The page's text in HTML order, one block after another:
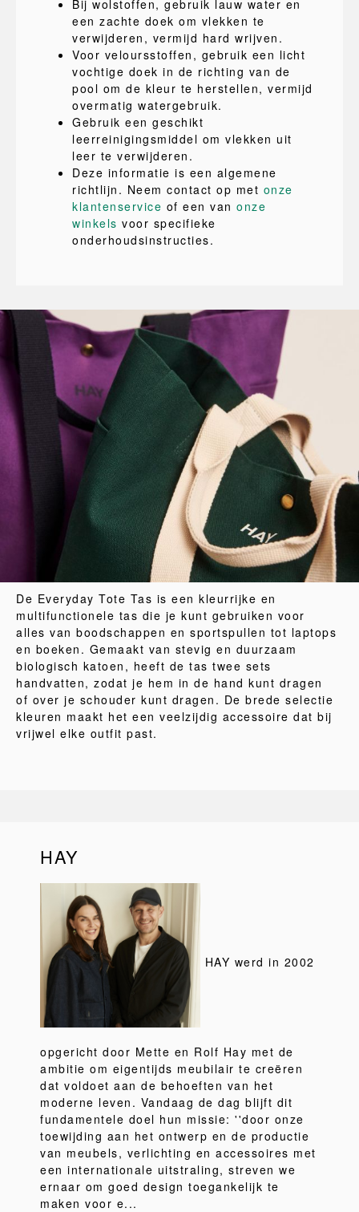
Bij wolstoffen, gebruik lauw water en
een zachte doek om vlekken te
verwijderen, vermijd hard wrijven.
Voor veloursstoffen, gebruik een licht
vochtige doek in de richting van de
pool om de kleur te herstellen, vermijd
overmatig watergebruik.
Gebruik een geschikt
leerreinigingsmiddel om vlekken uit
leer te verwijderen.
Deze informatie is een algemene
richtlijn. Neem contact op met onze
klantenservice of een van onze
winkels voor specifieke
onderhoudsinstructies.
De Everyday Tote Tas is een kleurrijke en
multifunctionele tas die je kunt gebruiken voor
alles van boodschappen en sportspullen tot laptops
en boeken. Gemaakt van stevig en duurzaam
biologisch katoen, heeft de tas twee sets
handvatten, zodat je hem in de hand kunt dragen
of over je schouder kunt dragen. De brede selectie
kleuren maakt het een veelzijdig accessoire dat bij
vrijwel elke outfit past.
HAY
HAY werd in 2002
opgericht door Mette en Rolf Hay met de
ambitie om eigentijds meubilair te creëren
dat voldoet aan de behoeften van het
moderne leven. Vandaag de dag blijft dit
fundamentele doel hun missie: ''door onze
toewijding aan het ontwerp en de productie
van meubels, verlichting en accessoires met
een internationale uitstraling, streven we
ernaar om goed design toegankelijk te
maken voor e...